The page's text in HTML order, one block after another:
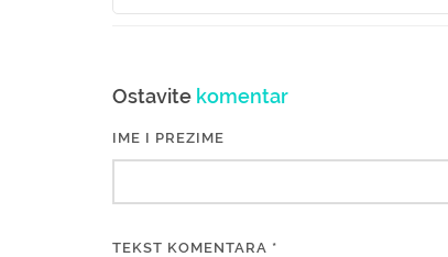
Ostavite komentar
IME I PREZIME
TEKST KOMENTARA *